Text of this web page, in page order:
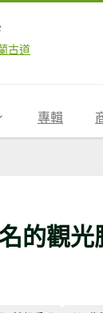
古道
專輯
的觀